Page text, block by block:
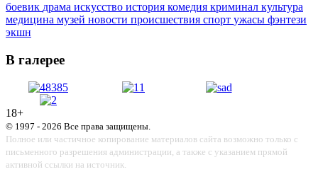
боевик драма искусство история комедия криминал культура
медицина музей новости происшествия спорт ужасы фэнтези
экшн
В галерее
18+
© 1997 - 2026 Все права защищены.
Полное или частичное копирование материалов сайта возможно только с
письменного разрешения администрации, а также с указанием прямой
активной ссылки на источник.